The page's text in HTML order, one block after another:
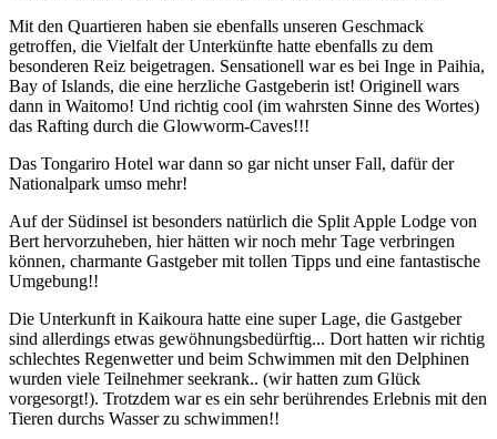
Mit den Quartieren haben sie ebenfalls unseren Geschmack
getroffen, die Vielfalt der Unterkünfte hatte ebenfalls zu dem
besonderen Reiz beigetragen. Sensationell war es bei Inge in Paihia,
Bay of Islands, die eine herzliche Gastgeberin ist! Originell wars
dann in Waitomo! Und richtig cool (im wahrsten Sinne des Wortes)
das Rafting durch die Glowworm-Caves!!!
Das Tongariro Hotel war dann so gar nicht unser Fall, dafür der
Nationalpark umso mehr!
Auf der Südinsel ist besonders natürlich die Split Apple Lodge von
Bert hervorzuheben, hier hätten wir noch mehr Tage verbringen
können, charmante Gastgeber mit tollen Tipps und eine fantastische
Umgebung!!
Die Unterkunft in Kaikoura hatte eine super Lage, die Gastgeber
sind allerdings etwas gewöhnungsbedürftig... Dort hatten wir richtig
schlechtes Regenwetter und beim Schwimmen mit den Delphinen
wurden viele Teilnehmer seekrank.. (wir hatten zum Glück
vorgesorgt!). Trotzdem war es ein sehr berührendes Erlebnis mit den
Tieren durchs Wasser zu schwimmen!!